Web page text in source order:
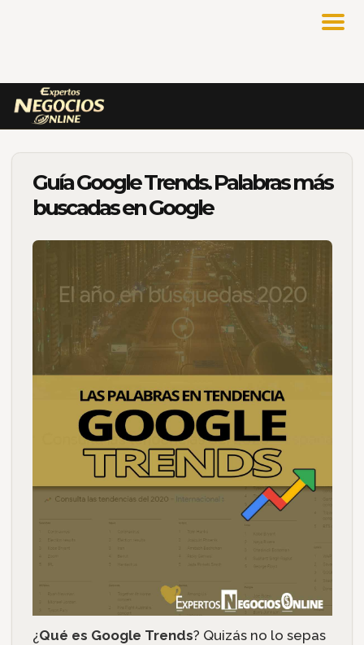
Guía Google Trends. Palabras más
buscadas en Google
¿Qué es Google Trends? Quizás no lo sepas